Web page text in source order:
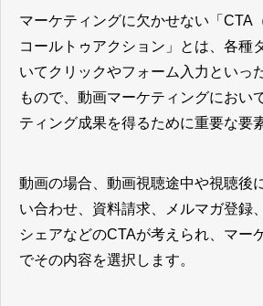
マーケティングに欠かせない「CTA
コールトゥアクション」とは、各種
いてクリックやフォーム入力といっ
もので、動画マーケティングにおい
ティング成果を得るために重要な要
動画の場合、動画視聴途中や視聴後
い合わせ、資料請求、メルマガ登録
シェアなどのCTAが考えられ、マー
でその内容を選択します。